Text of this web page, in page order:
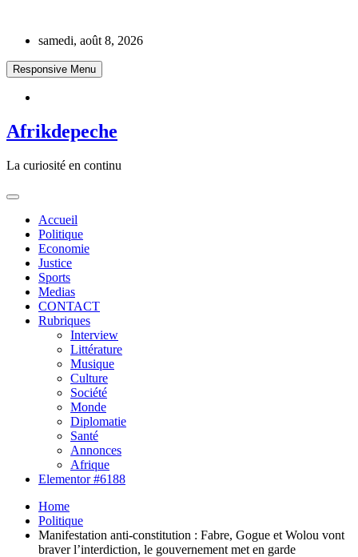
contentsamedi, août 8, 2026
Responsive Menu
Afrikdepeche
La curiosité en continu
Accueil
Politique
Economie
Justice
Sports
Medias
CONTACT
Rubriques
Interview
Littérature
Musique
Culture
Société
Monde
Diplomatie
Santé
Annonces
Afrique
Elementor #6188
Home
Politique
Manifestation anti-constitution : Fabre, Gogue et Wolou vont
braver l’interdiction, le gouvernement met en garde